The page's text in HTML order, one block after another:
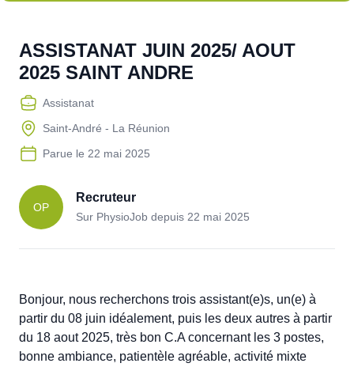
ASSISTANAT JUIN 2025/ AOUT
2025 SAINT ANDRE
Assistanat
Saint-André - La Réunion
Parue le 22 mai 2025
OP
Recruteur
Sur PhysioJob depuis 22 mai 2025
Bonjour, nous recherchons trois assistant(e)s, un(e) à
partir du 08 juin idéalement, puis les deux autres à partir
du 18 aout 2025, très bon C.A concernant les 3 postes,
bonne ambiance, patientèle agréable, activité mixte